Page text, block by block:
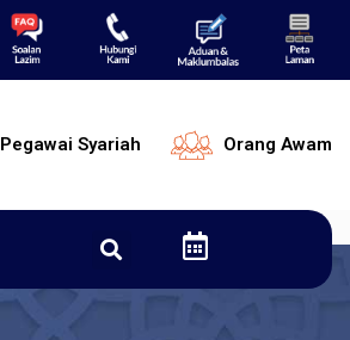
Pegawai Syariah Orang Awam